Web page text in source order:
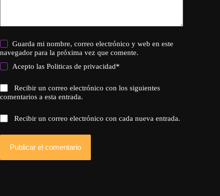
Guarda mi nombre, correo electrónico y web en este
navegador para la próxima vez que comente.
Acepto lasPoliticas de privacidad*
Recibir un correo electrónico con los siguientes
comentarios a esta entrada.
Recibir un correo electrónico con cada nueva entrada.
Publicar el comentario